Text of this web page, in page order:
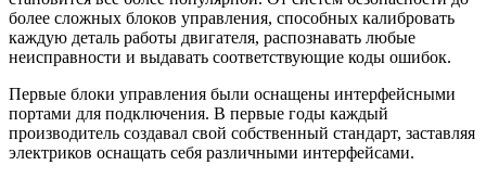
более сложных блоков управления, способных калибровать
каждую деталь работы двигателя, распознавать любые
неисправности и выдавать соответствующие коды ошибок.
Первые блоки управления были оснащены интерфейсными
портами для подключения. В первые годы каждый
производитель создавал свой собственный стандарт, заставляя
электриков оснащать себя различными интерфейсами.